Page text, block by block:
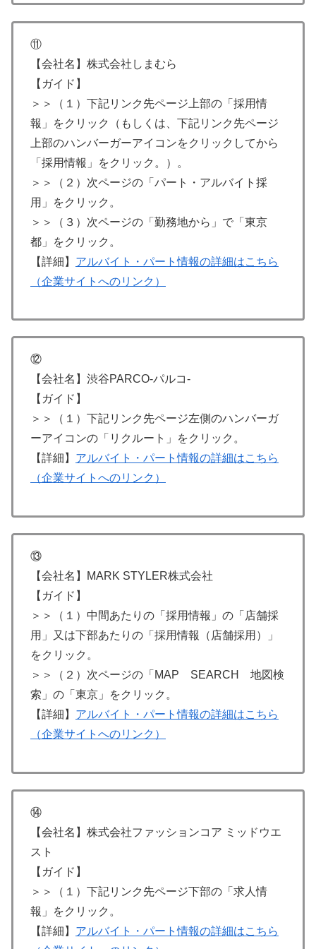
⑪
【会社名】株式会社しまむら
【ガイド】
＞＞（１）下記リンク先ページ上部の「採用情
報」をクリック（もしくは、下記リンク先ページ
上部のハンバーガーアイコンをクリックしてから
「採用情報」をクリック。）。
＞＞（２）次ページの「パート・アルバイト採
用」をクリック。
＞＞（３）次ページの「勤務地から」で「東京
都」をクリック。
【詳細】 アルバイト・パート情報の詳細はこちら
（企業サイトへのリンク）
⑫
【会社名】渋谷PARCO-パルコ-
【ガイド】
＞＞（１）下記リンク先ページ左側のハンバーガ
ーアイコンの「リクルート」をクリック。
【詳細】 アルバイト・パート情報の詳細はこちら
（企業サイトへのリンク）
⑬
【会社名】MARK STYLER株式会社
【ガイド】
＞＞（１）中間あたりの「採用情報」の「店舗採
用」又は下部あたりの「採用情報（店舗採用）」
をクリック。
＞＞（２）次ページの「MAP SEARCH 地図検
索」の「東京」をクリック。
【詳細】 アルバイト・パート情報の詳細はこちら
（企業サイトへのリンク）
⑭
【会社名】株式会社ファッションコア ミッドウエ
スト
【ガイド】
＞＞（１）下記リンク先ページ下部の「求人情
報」をクリック。
【詳細】 アルバイト・パート情報の詳細はこちら